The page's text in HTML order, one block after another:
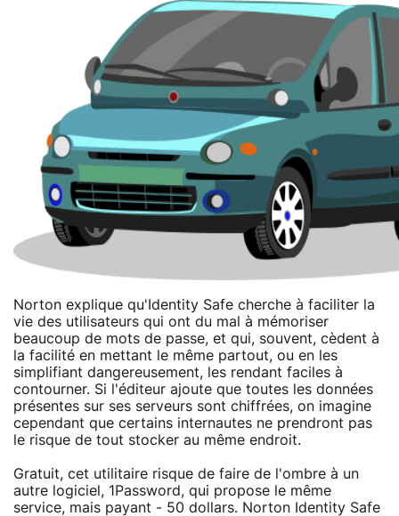
Norton explique qu'Identity Safe cherche à faciliter la
vie des utilisateurs qui ont du mal à mémoriser
beaucoup de mots de passe, et qui, souvent, cèdent à
la facilité en mettant le même partout, ou en les
simplifiant dangereusement, les rendant faciles à
contourner. Si l'éditeur ajoute que toutes les données
présentes sur ses serveurs sont chiffrées, on imagine
cependant que certains internautes ne prendront pas
le risque de tout stocker au même endroit.
Gratuit, cet utilitaire risque de faire de l'ombre à un
autre logiciel, 1Password, qui propose le même
service, mais payant - 50 dollars. Norton Identity Safe